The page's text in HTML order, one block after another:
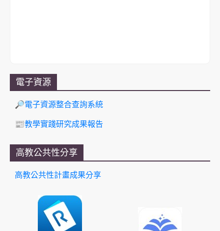
電子資源
🔎電子資源整合查詢系統
📰教學實踐研究成果報告
高教公共性分享
高教公共性計畫成果分享